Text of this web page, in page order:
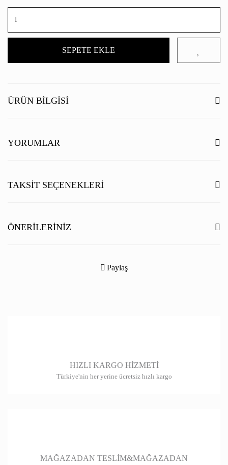
SEPETE EKLE
ÜRÜN BILGISI
YORUMLAR
Bu ürüne ilk yorumu siz yapın!
TAKSIT SEÇENEKLERI
ÖNERILERINIZ
yetersiz gördüğünüz noktaları öneri formunu kullanarak tarafımıza
Ürün fiyatı diğer sitelerden daha pahalı.
Gönder
Paylaş
HIZLI KARGO HİZMETİ
Türkiye'nin her yerine ücretsiz hızlı kargo
MAĞAZADAN TESLİM&MAĞAZADAN